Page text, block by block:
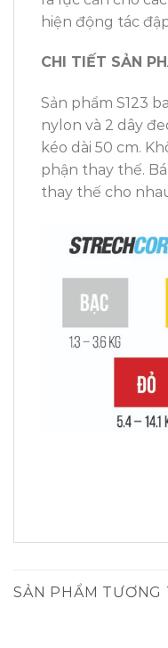
hiện động tác
CHI TIẾT SẢN
Sản phẩm S123
nylon và 2 dây
kéo dài 50 cm.
phận thay thế.
thay thế cho
SẢN PHẨM TƯƠNG